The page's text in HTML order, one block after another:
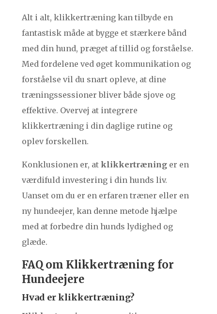
Alt i alt, klikkertræning kan tilbyde en
fantastisk måde at bygge et stærkere bånd
med din hund, præget af tillid og forståelse.
Med fordelene ved øget kommunikation og
forståelse vil du snart opleve, at dine
træningssessioner bliver både sjove og
effektive. Overvej at integrere
klikkertræning i din daglige rutine og
oplev forskellen.
Konklusionen er, at klikkertræninger en
værdifuld investering i din hunds liv.
Uanset om du er en erfaren træner eller en
ny hundeejer, kan denne metode hjælpe
med at forbedre din hunds lydighed og
glæde.
FAQ om Klikkertræning for
Hundeejere
Hvad er klikkertræning?